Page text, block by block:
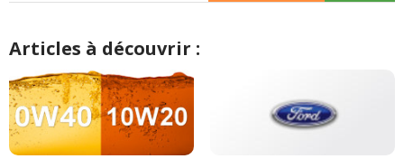
Articles à découvrir :